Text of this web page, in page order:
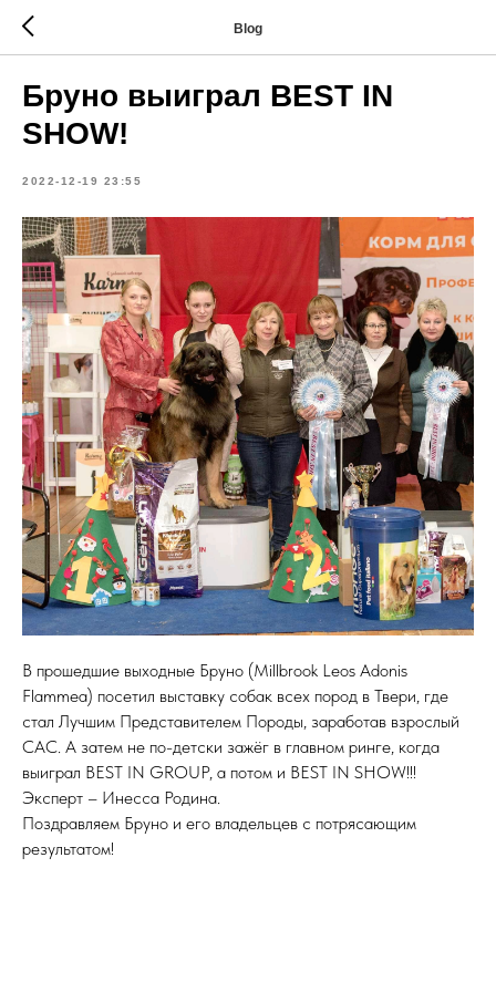
Blog
Бруно выиграл BEST IN
SHOW!
2022-12-19 23:55
В прошедшие выходные Бруно (Millbrook Leos Adonis
Flammea) посетил выставку собак всех пород в Твери, где
стал Лучшим Представителем Породы, заработав взрослый
САС. А затем не по-детски зажёг в главном ринге, когда
выиграл BEST IN GROUP, а потом и BEST IN SHOW!!!
Эксперт – Инесса Родина.
Поздравляем Бруно и его владельцев с потрясающим
результатом!